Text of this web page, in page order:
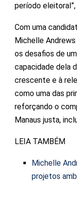
período eleitoral”,
Com uma
Michelle
os desafios de
capacidade dela
crescente e à
como uma das
reforçando o
Manaus justa,
LEIA TAMBÉM
Michelle
projetos